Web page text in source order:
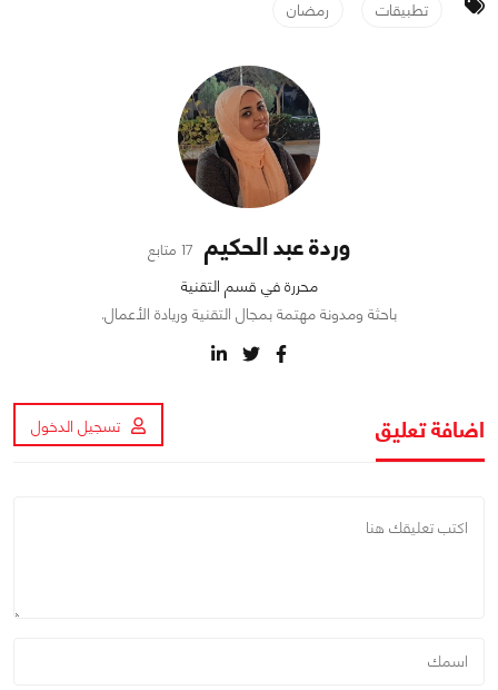
تطبيقات رمضان
وردة عبد الحكيم 17 متابع
محررة في قسم التقنية
باحثة ومدونة مهتمة بمجال التقنية وريادة الأعمال.
اضافة تعليق تسجيل الدخول